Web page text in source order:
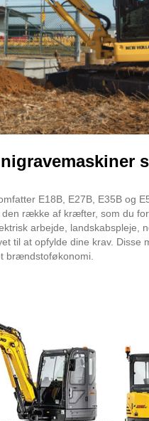
E18B, E27B, E35B og
række af kræfter, som du
arbejde, landskabspleje,
til at opfylde dine krav. Disse
brændstoføkonomi.